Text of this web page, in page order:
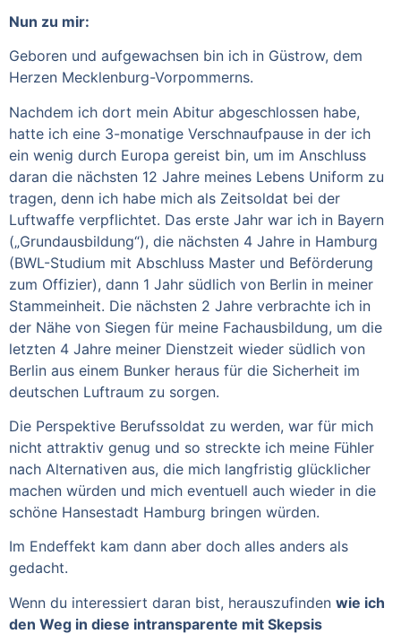
Nun zu mir:
Geboren und aufgewachsen bin ich in Güstrow, dem
Herzen Mecklenburg-Vorpommerns.
Nachdem ich dort mein Abitur abgeschlossen habe,
hatte ich eine 3-monatige Verschnaufpause in der ich
ein wenig durch Europa gereist bin, um im Anschluss
daran die nächsten 12 Jahre meines Lebens Uniform zu
tragen, denn ich habe mich als Zeitsoldat bei der
Luftwaffe verpflichtet. Das erste Jahr war ich in Bayern
(„Grundausbildung“), die nächsten 4 Jahre in Hamburg
(BWL-Studium mit Abschluss Master und Beförderung
zum Offizier), dann 1 Jahr südlich von Berlin in meiner
Stammeinheit. Die nächsten 2 Jahre verbrachte ich in
der Nähe von Siegen für meine Fachausbildung, um die
letzten 4 Jahre meiner Dienstzeit wieder südlich von
Berlin aus einem Bunker heraus für die Sicherheit im
deutschen Luftraum zu sorgen.
Die Perspektive Berufssoldat zu werden, war für mich
nicht attraktiv genug und so streckte ich meine Fühler
nach Alternativen aus, die mich langfristig glücklicher
machen würden und mich eventuell auch wieder in die
schöne Hansestadt Hamburg bringen würden.
Im Endeffekt kam dann aber doch alles anders als
gedacht.
Wenn du interessiert daran bist, herauszufinden wie ich
den Weg in diese intransparente mit Skepsis